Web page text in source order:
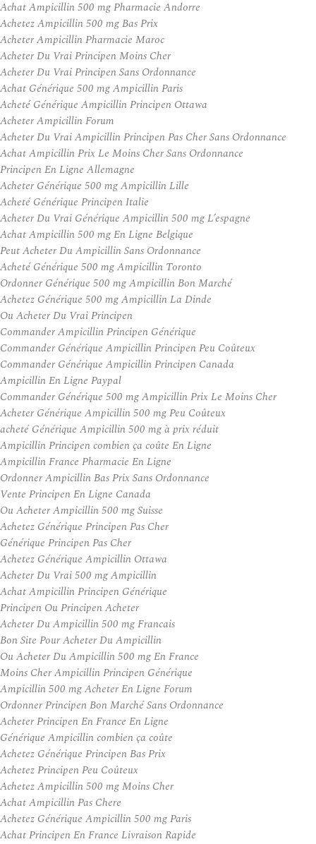
Achat Ampicillin 500 mg Pharmacie Andorre
Achetez Ampicillin 500 mg Bas Prix
Acheter Ampicillin Pharmacie Maroc
Acheter Du Vrai Principen Moins Cher
Acheter Du Vrai Principen Sans Ordonnance
Achat Générique 500 mg Ampicillin Paris
Acheté Générique Ampicillin Principen Ottawa
Acheter Ampicillin Forum
Acheter Du Vrai Ampicillin Principen Pas Cher Sans Ordonnance
Achat Ampicillin Prix Le Moins Cher Sans Ordonnance
Principen En Ligne Allemagne
Acheter Générique 500 mg Ampicillin Lille
Acheté Générique Principen Italie
Acheter Du Vrai Générique Ampicillin 500 mg L’espagne
Achat Ampicillin 500 mg En Ligne Belgique
Peut Acheter Du Ampicillin Sans Ordonnance
Acheté Générique 500 mg Ampicillin Toronto
Ordonner Générique 500 mg Ampicillin Bon Marché
Achetez Générique 500 mg Ampicillin La Dinde
Ou Acheter Du Vrai Principen
Commander Ampicillin Principen Générique
Commander Générique Ampicillin Principen Peu Coûteux
Commander Générique Ampicillin Principen Canada
Ampicillin En Ligne Paypal
Commander Générique 500 mg Ampicillin Prix Le Moins Cher
Acheter Générique Ampicillin 500 mg Peu Coûteux
acheté Générique Ampicillin 500 mg à prix réduit
Ampicillin Principen combien ça coûte En Ligne
Ampicillin France Pharmacie En Ligne
Ordonner Ampicillin Bas Prix Sans Ordonnance
Vente Principen En Ligne Canada
Ou Acheter Ampicillin 500 mg Suisse
Achetez Générique Principen Pas Cher
Générique Principen Pas Cher
Achetez Générique Ampicillin Ottawa
Acheter Du Vrai 500 mg Ampicillin
Achat Ampicillin Principen Générique
Principen Ou Principen Acheter
Acheter Du Ampicillin 500 mg Francais
Bon Site Pour Acheter Du Ampicillin
Ou Acheter Du Ampicillin 500 mg En France
Moins Cher Ampicillin Principen Générique
Ampicillin 500 mg Acheter En Ligne Forum
Ordonner Principen Bon Marché Sans Ordonnance
Acheter Principen En France En Ligne
Générique Ampicillin combien ça coûte
Achetez Générique Principen Bas Prix
Achetez Principen Peu Coûteux
Achetez Ampicillin 500 mg Moins Cher
Achat Ampicillin Pas Chere
Achetez Générique Ampicillin 500 mg Paris
Achat Principen En France Livraison Rapide